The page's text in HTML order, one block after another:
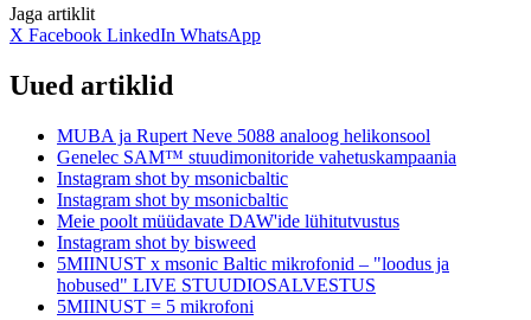
Jaga artiklit
X Facebook LinkedIn WhatsApp
Uued artiklid
MUBA ja Rupert Neve 5088 analoog helikonsool
Genelec SAM™ stuudimonitoride vahetuskampaania
Instagram shot by msonicbaltic
Instagram shot by msonicbaltic
Meie poolt müüdavate DAW'ide lühitutvustus
Instagram shot by bisweed
5MIINUST x msonic Baltic mikrofonid – "loodus ja
hobused" LIVE STUUDIOSALVESTUS
5MIINUST = 5 mikrofoni